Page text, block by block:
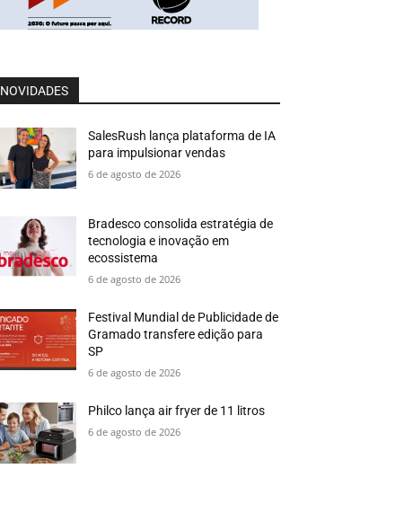
NOVIDADES
SalesRush lança plataforma de IA
para impulsionar vendas
6 de agosto de 2026
Bradesco consolida estratégia de
tecnologia e inovação em
ecossistema
6 de agosto de 2026
Festival Mundial de Publicidade de
Gramado transfere edição para
SP
6 de agosto de 2026
Philco lança air fryer de 11 litros
6 de agosto de 2026